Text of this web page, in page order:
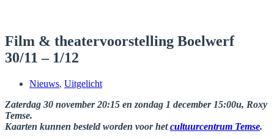
Film & theatervoorstelling Boelwerf
30/11 – 1/12
Nieuws, Uitgelicht
Zaterdag 30 november 20:15 en zondag 1 december 15:00u, Roxy
Temse.
Kaarten kunnen besteld worden voor hetcultuurcentrum Temse.